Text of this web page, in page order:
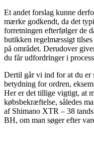
Et andet forslag kunne
mærke godkendt, da det
forretningen efterfølger de
butikken regelmæssigt
på området. Derudover
du får udfordringer i
Dertil går vi ind for at du er
betydning for ordren,
Her er det tillige vigtigt, at
købsbekræftelse, således
af Shimano XTR – 38
BH, om man søger efter